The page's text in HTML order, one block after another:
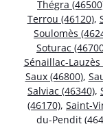
Thégra
Terrou (46120),
Soulomès
Soturac
Sénaillac-Lauzès
Saux (46800),
Salviac (46340),
(46170), Saint-
du-Pendit